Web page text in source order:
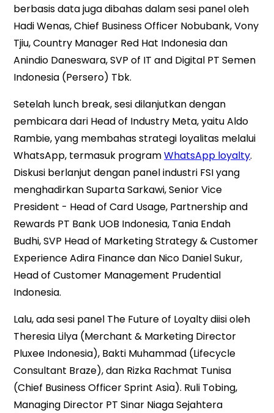
berbasis data juga dibahas dalam sesi panel oleh
Hadi Wenas, Chief Business Officer Nobubank, Vony
Tjiu, Country Manager Red Hat Indonesia dan
Anindio Daneswara, SVP of IT and Digital PT Semen
Indonesia (Persero) Tbk.
Setelah lunch break, sesi dilanjutkan dengan
pembicara dari Head of Industry Meta, yaitu Aldo
Rambie, yang membahas strategi loyalitas melalui
WhatsApp, termasuk programWhatsApp loyalty.
Diskusi berlanjut dengan panel industri FSI yang
menghadirkan Suparta Sarkawi, Senior Vice
President - Head of Card Usage, Partnership and
Rewards PT Bank UOB Indonesia, Tania Endah
Budhi, SVP Head of Marketing Strategy & Customer
Experience Adira Finance dan Nico Daniel Sukur,
Head of Customer Management Prudential
Indonesia.
Lalu, ada sesi panel The Future of Loyalty diisi oleh
Theresia Lilya (Merchant & Marketing Director
Pluxee Indonesia), Bakti Muhammad (Lifecycle
Consultant Braze), dan Rizka Rachmat Tunisa
(Chief Business Officer Sprint Asia). Ruli Tobing,
Managing Director PT Sinar Niaga Sejahtera